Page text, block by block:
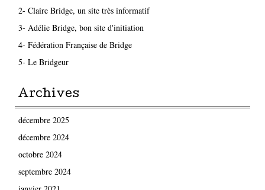
2- Claire Bridge, un site très informatif
3- Adélie Bridge, bon site d'initiation
4- Fédération Française de Bridge
5- Le Bridgeur
Archives
décembre 2025
décembre 2024
octobre 2024
septembre 2024